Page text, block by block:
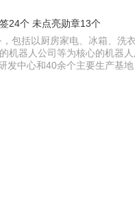
24个 未点亮勋章13个
包括以厨房家电、冰箱、
机器人公司等为核心的机器
中心和40余个主要生产基地